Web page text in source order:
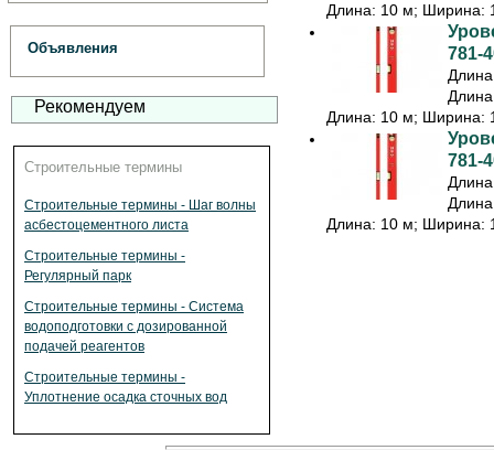
Объявления
Рекомендуем
Строительные термины
Строительные термины - Шаг волны
асбестоцементного листа
Строительные термины -
Регулярный парк
Строительные термины - Система
водоподготовки с дозированной
подачей реагентов
Строительные термины -
Уплотнение осадка сточных вод
Длина: 10 м; Ширина:
781-
Длина: 10 м; Ширина:
781-
Длина: 10 м; Ширина: